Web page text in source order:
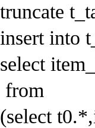
truncate
insert into
select
from
(select